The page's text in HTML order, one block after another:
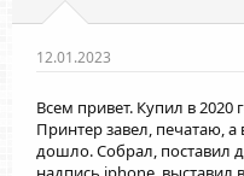
12.01.2023
Всем привет. Купил в 2020
Принтер завел, печатаю,
дошло. Собрал, поставил